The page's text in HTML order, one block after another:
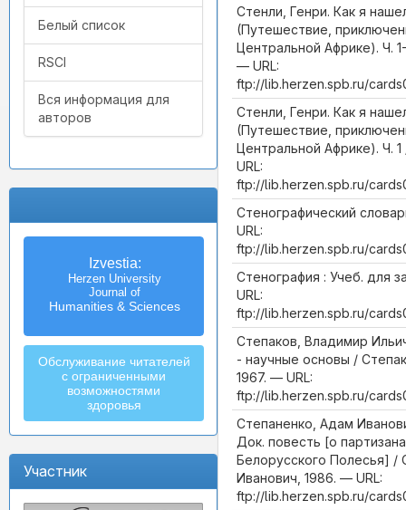
Белый список
RSCI
Вся информация для
авторов
Известия
Российского государственного
педагогического университета
им. А.И. Герцена
Izvestia:
Herzen University
Journal of
Humanities & Sciences
Обслуживание читателей
с ограниченными
возможностями
здоровья
Участник
Стенли, Генри. Как я
(Путешествие,
Центральной Африке). Ч.
— URL:
ftp://lib.herzen.spb.ru/
Стенли, Генри. Как я
(Путешествие,
Центральной Африке). Ч.
URL:
ftp://lib.herzen.spb.ru/
Стенографический
URL:
ftp://lib.herzen.spb.ru/
Стенография : Учеб. для
URL:
ftp://lib.herzen.spb.ru/
Степаков, Владимир
- научные основы /
1967. — URL:
ftp://lib.herzen.spb.ru/
Степаненко, Адам
Док. повесть [о
Белорусского Полесья] /
Иванович, 1986. — URL:
ftp://lib.herzen.spb.ru/